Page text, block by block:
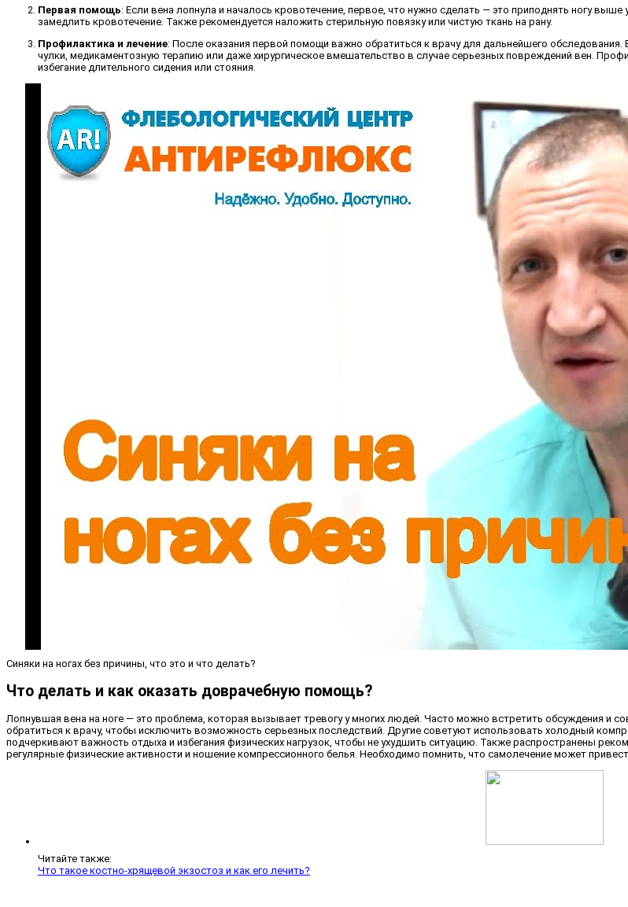
Первая помощь: Если вена лопнула и началось кровотечение, первое, что нужно сделать — это приподнять ногу
замедлить кровотечение. Также рекомендуется наложить стерильную повязку или чистую ткань на рану.
Профилактика и лечение: После оказания первой помощи важно обратиться к врачу для дальнейшего
чулки, медикаментозную терапию или даже хирургическое вмешательство в случае серьезных повреждений вен.
избегание длительного сидения или стояния.
Синяки на ногах без причины, что это и что делать?
Что делать и как оказать доврачебную помощь?
Лопнувшая вена на ноге — это проблема, которая вызывает тревогу у многих людей. Часто можно встретить обсуждения и
обратиться к врачу, чтобы исключить возможность серьезных последствий. Другие советуют использовать холодный
подчеркивают важность отдыха и избегания физических нагрузок, чтобы не ухудшить ситуацию. Также распространены
регулярные физические активности и ношение компрессионного белья. Необходимо помнить, что самолечение может
Читайте также:
Что такое костно-хрящевой экзостоз и как его лечить?